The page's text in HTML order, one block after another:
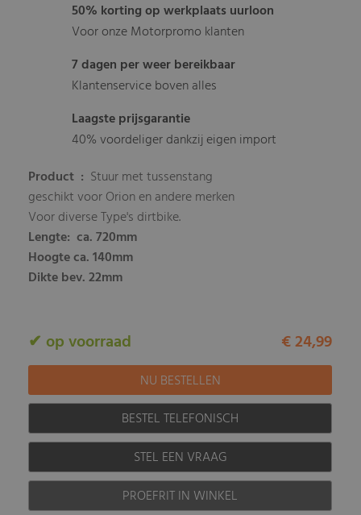
50% korting op werkplaats uurloon
Voor onze Motorpromo klanten
7 dagen per weer bereikbaar
Klantenservice boven alles
Laagste prijsgarantie
40% voordeliger dankzij eigen import
Product : Stuur met tussenstang
geschikt voor Orion en andere merken
Voor diverse Type's dirtbike.
Lengte: ca. 720mm
Hoogte ca. 140mm
Dikte bev. 22mm
✔ op voorraad € 24,99
BESTEL TELEFONISCH
STEL EEN VRAAG
PROEFRIT IN WINKEL